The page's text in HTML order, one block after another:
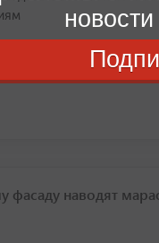
фасаду наводят